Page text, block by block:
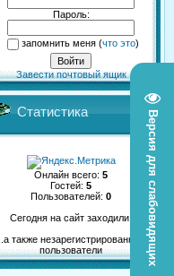
Версия для слабовидящих
Пароль:
запомнить меня(что это)
Завести почтовый ящик
Статистика
Онлайн всего: 5
Гостей: 5
Пользователей: 0
Сегодня на сайт заходили:
...а также незарегистрированные
пользователи